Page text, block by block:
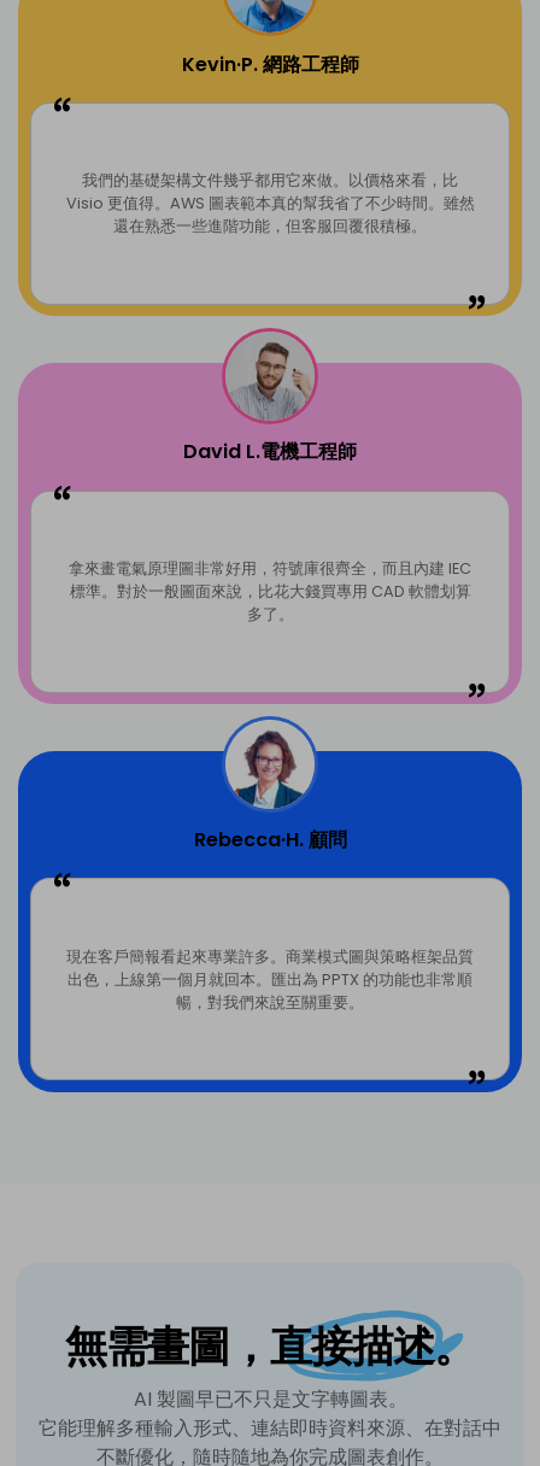
Kevin·P. 網路工程師
我們的基礎架構文件幾乎都用它來做。以價格來看，比
Visio 更值得。AWS 圖表範本真的幫我省了不少時間。雖然
還在熟悉一些進階功能，但客服回覆很積極。
David L.電機工程師
拿來畫電氣原理圖非常好用，符號庫很齊全，而且內建 IEC
標準。對於一般圖面來說，比花大錢買專用 CAD 軟體划算
多了。
Rebecca·H. 顧問
現在客戶簡報看起來專業許多。商業模式圖與策略框架品質
出色，上線第一個月就回本。匯出為 PPTX 的功能也非常順
暢，對我們來說至關重要。
無需畫圖， 直接描述。
AI 製圖早已不只是文字轉圖表。
它能理解多種輸入形式、連結即時資料來源、在對話中
不斷優化，隨時隨地為你完成圖表創作。